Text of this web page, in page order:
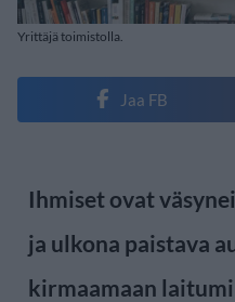
Yrittäjä toimistolla.
Jaa FB
Ihmiset ovat
ja ulkona paistava
kirmaamaan